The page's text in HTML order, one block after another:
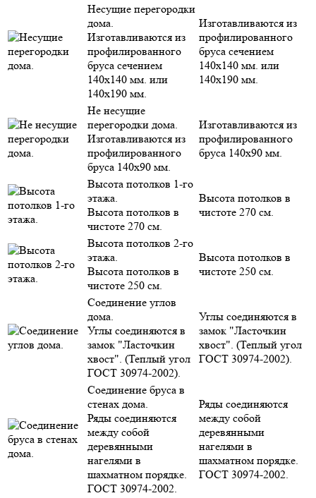
Несущие перегородки
дома.
Изготавливаются из
профилированного
бруса сечением
140х140 мм. или
140х190 мм.
Изготавливаются из
профилированного
бруса сечением
140х140 мм. или
140х190 мм.
Не несущие
перегородки дома.
Изготавливаются из
профилированного
бруса 140х90 мм.
Изготавливаются из
профилированного
бруса 140х90 мм.
Высота потолков 1-го
этажа.
Высота потолков в
чистоте 270 см.
Высота потолков в
чистоте 270 см.
Высота потолков 2-го
этажа.
Высота потолков в
чистоте 250 см.
Высота потолков в
чистоте 250 см.
Соединение углов
дома.
Углы соединяются в
замок "Ласточкин
хвост". (Теплый угол
ГОСТ 30974-2002).
Углы соединяются в
замок "Ласточкин
хвост". (Теплый угол
ГОСТ 30974-2002).
Соединение бруса в
стенах дома.
Ряды соединяются
между собой
деревянными
нагелями в
шахматном порядке.
ГОСТ 30974-2002.
Ряды соединяются
между собой
деревянными
нагелями в
шахматном порядке.
ГОСТ 30974-2002.